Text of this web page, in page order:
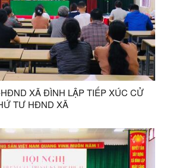
XÃ ĐÌNH LẬP TIẾP XÚC CỬ
TƯ HĐND XÃ